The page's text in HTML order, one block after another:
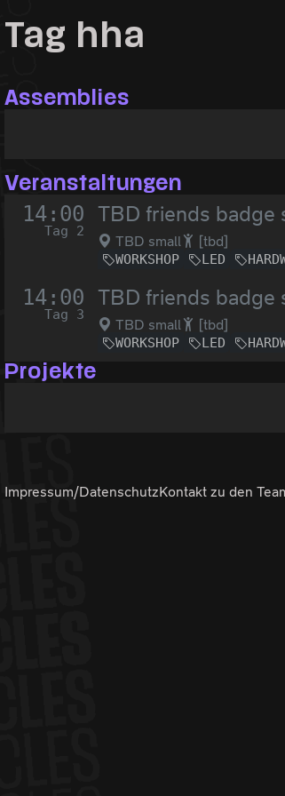
Tag hha
Assemblies
Veranstaltungen
14:00
Tag 2
TBD friends
TBD small [tbd]
WORKSHOP LED
14:00
Tag 3
TBD friends
TBD small [tbd]
WORKSHOP LED
Projekte
Impressum/DatenschutzKontakt zu den